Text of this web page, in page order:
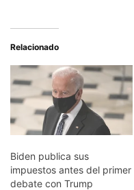
Relacionado
Biden publica sus
impuestos antes del primer
debate con Trump